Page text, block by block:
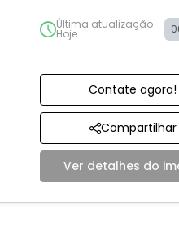
Última atualização
Hoje
Contate agora!
Compartilhar
Ver detalhes do